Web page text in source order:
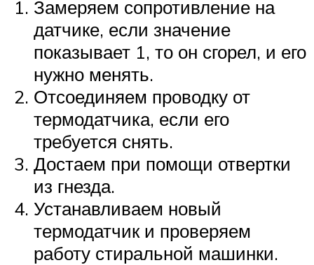
Замеряем сопротивление на
датчике, если значение
показывает 1, то он сгорел, и его
нужно менять.
Отсоединяем проводку от
термодатчика, если его
требуется снять.
Достаем при помощи отвертки
из гнезда.
Устанавливаем новый
термодатчик и проверяем
работу стиральной машинки.